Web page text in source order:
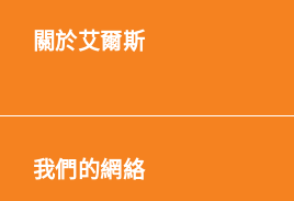
關於艾爾斯
我們的網絡